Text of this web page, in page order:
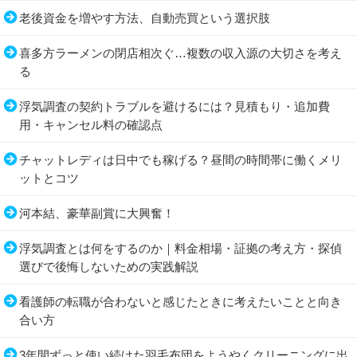
老後資金を増やす方法、自動売買という選択肢
喜多方ラーメンの閉店相次ぐ…複数の収入源の大切さを考え
る
浮気調査の契約トラブルを避けるには？見積もり・追加費
用・キャンセル料の確認点
チャットレディは日中でも稼げる？昼間の時間帯に働くメリ
ットとコツ
河本結、豪華副賞に大興奮！
浮気調査とは何をするのか｜料金相場・証拠の考え方・探偵
選びで後悔しないための実践解説
看護師の転職が合わないと感じたときに考えたいことと向き
合い方